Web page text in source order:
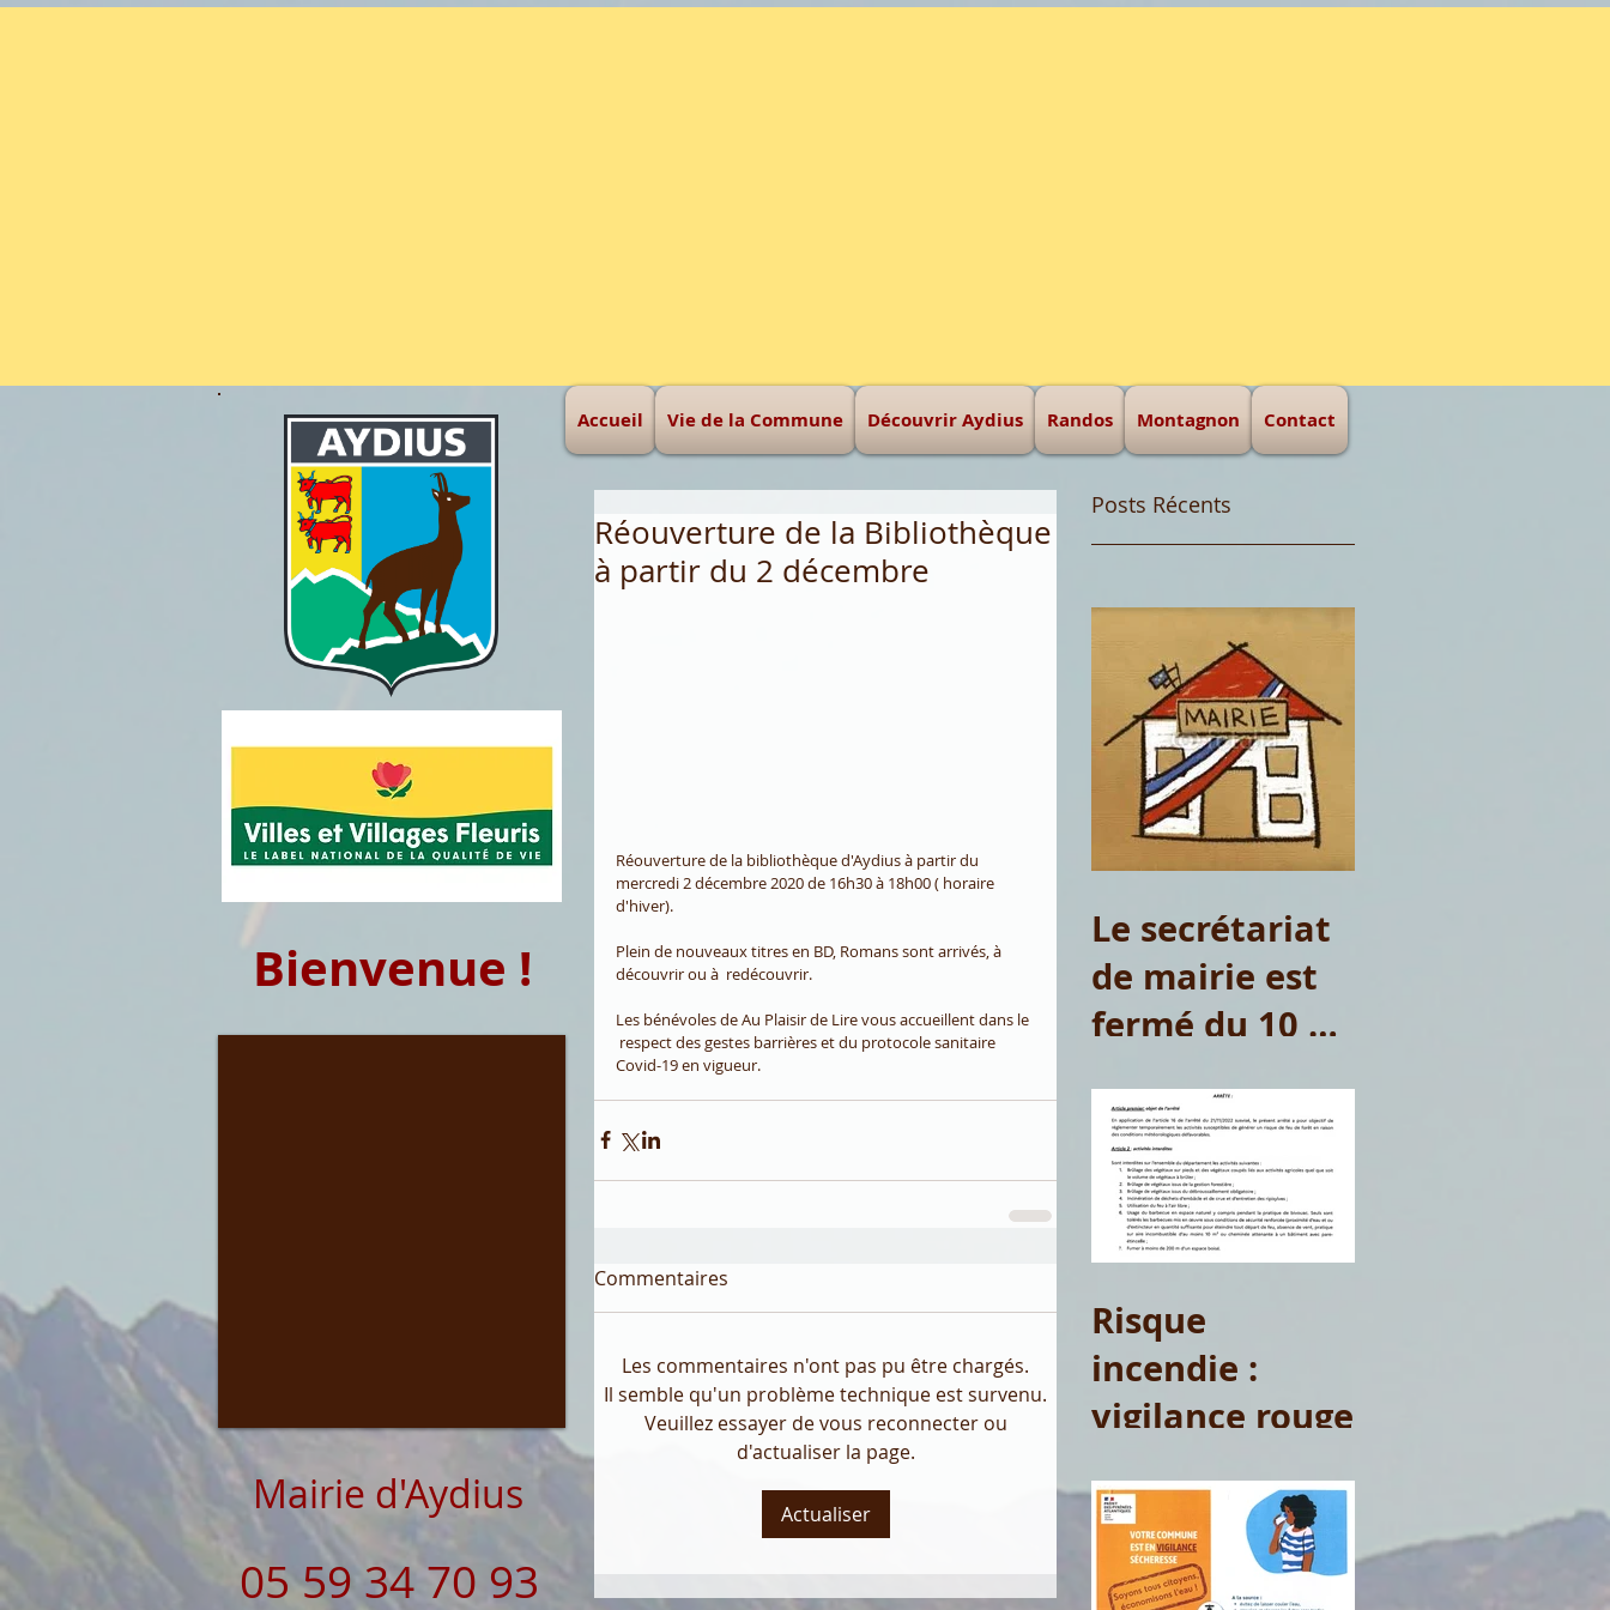
Accueil Vie de la Commune Découvrir Aydius Randos Montagnon Contact
Réouverture de la Bibliothèque
à partir du 2 décembre
‌Réouverture de la bibliothèque d'Aydius à partir du
mercredi 2 décembre 2020 de 16h30 à 18h00 ( horaire
d'hiver).
Plein de nouveaux titres en BD, Romans sont arrivés, à
découvrir ou à  redécouvrir.
Les bénévoles de Au Plaisir de Lire vous accueillent dans le
respect des gestes barrières et du protocole sanitaire
Covid-19 en vigueur.
Commentaires
Les commentaires n'ont pas pu être chargés.
Il semble qu'un problème technique est survenu.
Veuillez essayer de vous reconnecter ou
d'actualiser la page.
Actualiser
Posts Récents
Le secrétariat
de mairie est
fermé du 10 au
Risque
incendie :
vigilance rouge
Bienvenue !
05 59 34 70 93
Mairie d'Aydius